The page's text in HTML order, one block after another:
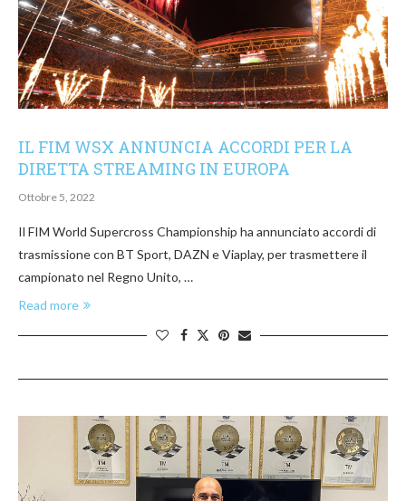
IL FIM WSX ANNUNCIA ACCORDI PER LA
DIRETTA STREAMING IN EUROPA
Ottobre 5, 2022
Il FIM World Supercross Championship ha annunciato accordi di
trasmissione con BT Sport, DAZN e Viaplay, per trasmettere il
campionato nel Regno Unito, …
Read more